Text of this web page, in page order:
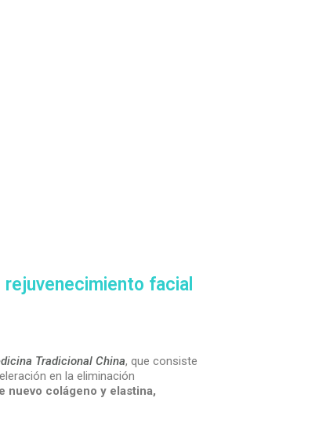
facial
Tradicional China, que consiste
en la eliminación
nuevo colágeno y elastina,